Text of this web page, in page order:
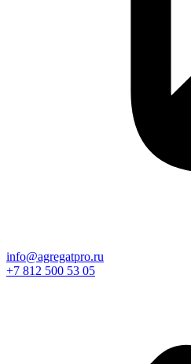
info@agregatpro.ru
+7 812 500 53 05